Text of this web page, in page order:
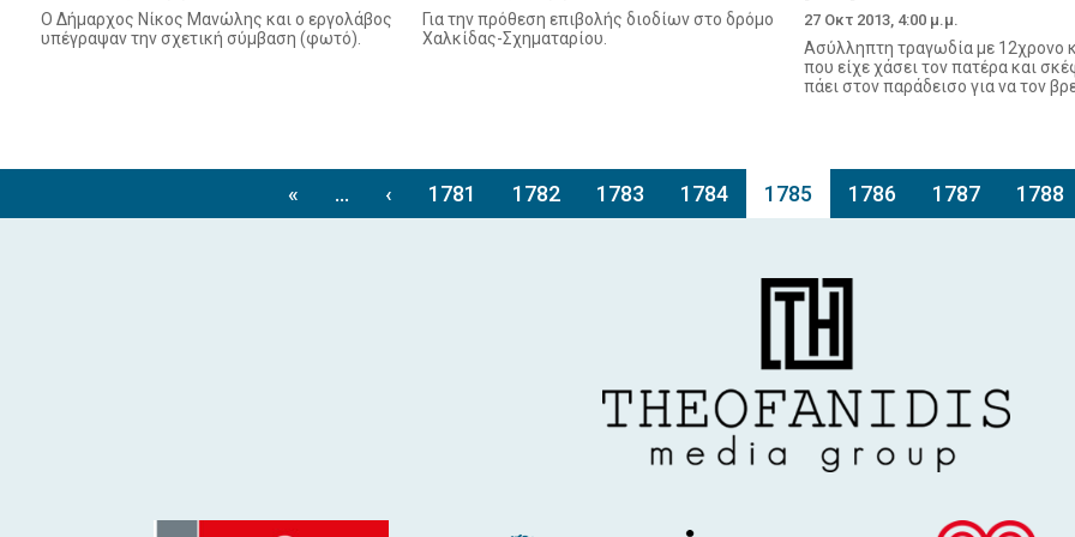
Ο Δήμαρχος Νίκος Μανώλης και ο εργολάβος
υπέγραψαν την σχετική σύμβαση (φωτό).
Για την πρόθεση επιβολής διοδίων στο δρόμο
Χαλκίδας-Σχηματαρίου.
27 Οκτ 2013, 4:00 μ.μ.
Ασύλληπτη τραγωδία με 12χρονο
που είχε χάσει τον πατέρα και
πάει στον παράδεισο για να τον
« ... ‹ 1781 1782 1783 1784 1785 1786 1787 1788